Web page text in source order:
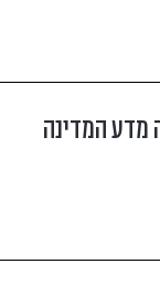
מדע המדינה